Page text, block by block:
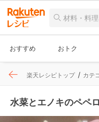
おすすめ おトク
楽天レシピトップ カテ
水菜とエノキのペペ